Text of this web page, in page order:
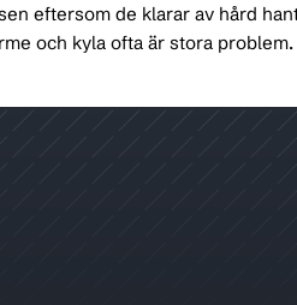
eftersom de klarar av hård
och kyla ofta är stora problem.